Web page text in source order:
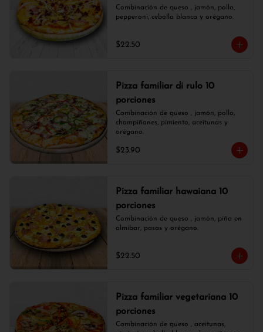
Combinación de queso , jamón, pollo,
pepperoni, cebolla blanca y orégano.
$22.50
Pizza familiar di rulo 10
porciones
Combinación de queso , jamón, pollo,
champiñones, pimiento, aceitunas y
orégano.
$23.90
Pizza familiar hawaiana 10
porciones
Combinación de queso , jamón, piña en
almíbar, pasas y orégano.
$22.50
Pizza familiar vegetariana 10
porciones
Combinación de queso , aceitunas,